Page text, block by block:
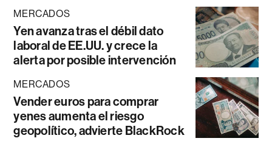
MERCADOS
Yen avanza tras el débil dato
laboral de EE.UU. y crece la
alerta por posible intervención
MERCADOS
Vender euros para comprar
yenes aumenta el riesgo
geopolítico, advierte BlackRock